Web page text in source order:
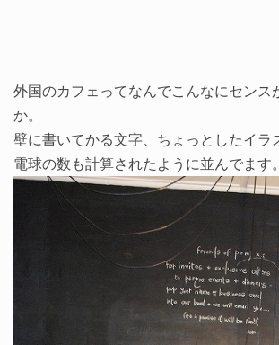
外国のカフェってなんでこんなにセンス
か。
壁に書いてかる文字、ちょっとしたイラ
電球の数も計算されたように並んでます。